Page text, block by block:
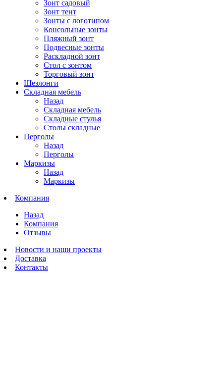
Зонт садовый
Зонт тент
Зонты с логотипом
Консольные зонты
Пляжный зонт
Подвесные зонты
Раскладной зонт
Стол с зонтом
Торговый зонт
Шезлонги
Складная мебель
Назад
Складная мебель
Складные стулья
Столы складные
Перголы
Назад
Перголы
Маркизы
Назад
Маркизы
Компания
Назад
Компания
Отзывы
Новости и наши проекты
Доставка
Контакты